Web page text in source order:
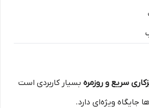
سریع و روزمره بسیار کاربردی است
جایگاه ویژه‌ای دارد.